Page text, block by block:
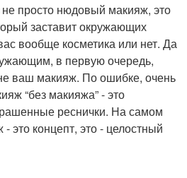
не просто нюдовый макияж, это
заставит окружающих
вообще косметика или нет. Да
в первую очередь,
ваш макияж. По ошибке, очень
“без макияжа” - это
реснички. На самом
это концепт, это - целостный